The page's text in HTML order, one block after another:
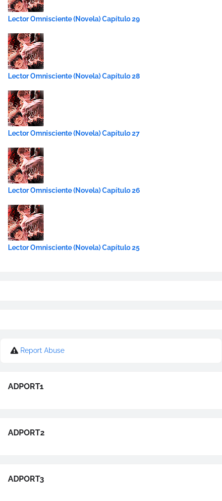
Lector Omnisciente (Novela) Capítulo 29
Lector Omnisciente (Novela) Capítulo 28
Lector Omnisciente (Novela) Capítulo 27
Lector Omnisciente (Novela) Capítulo 26
Lector Omnisciente (Novela) Capítulo 25
Report Abuse
ADPORT1
ADPORT2
ADPORT3